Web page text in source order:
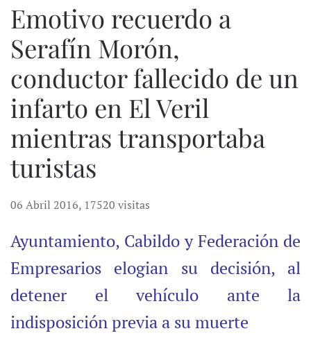
Emotivo recuerdo a
Serafín Morón,
conductor fallecido de un
infarto en El Veril
mientras transportaba
turistas
06 Abril 2016, 17520 visitas
Ayuntamiento, Cabildo y Federación de
Empresarios elogian su decisión, al
detener el vehículo ante la
indisposición previa a su muerte